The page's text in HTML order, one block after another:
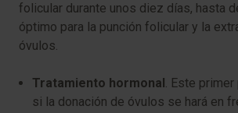
folicular durante unos diez días, hasta
óptimo para la punción folicular y la
óvulos.
Tratamiento hormonal . Este
si la donación de óvulos se hará en